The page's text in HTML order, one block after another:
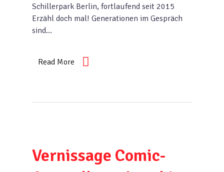
Schillerpark Berlin, fortlaufend seit 2015
Erzähl doch mal! Generationen im Gespräch
sind…
Read More
Vernissage Comic-